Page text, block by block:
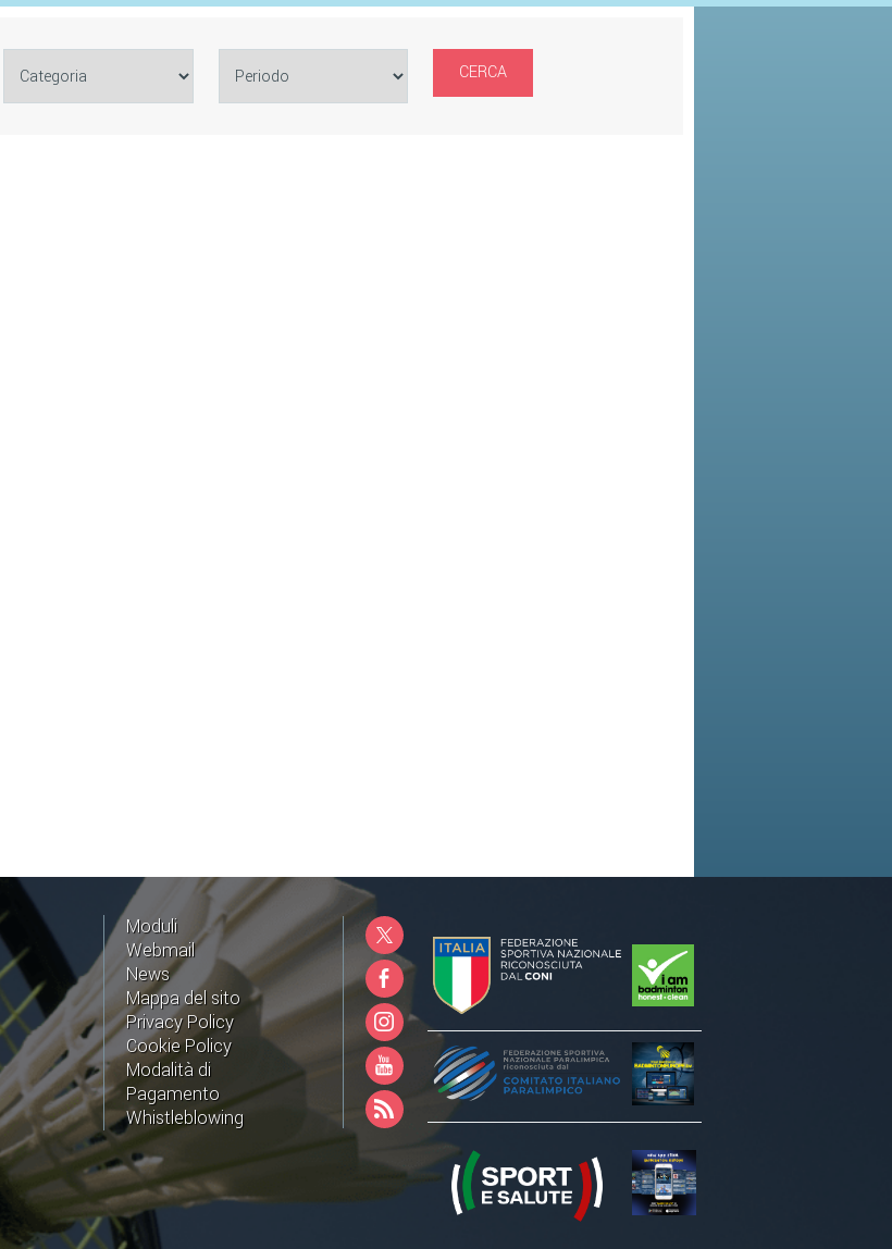
CERCA
Moduli
Webmail
News
Mappa del sito
Privacy Policy
Cookie Policy
Modalità di
Pagamento
Whistleblowing